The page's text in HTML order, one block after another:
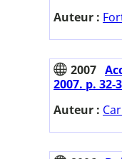
Auteur :
2007
2007. p.
Auteur :